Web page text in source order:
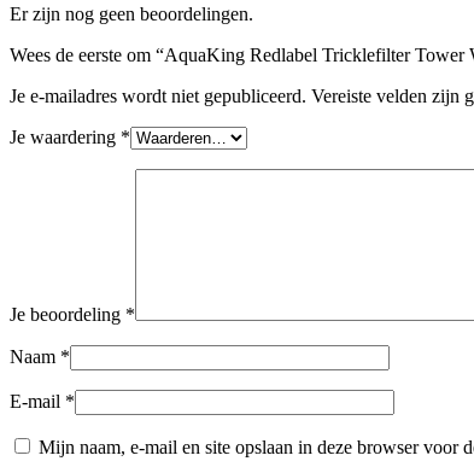
Er zijn nog geen beoordelingen.
Wees de eerste om “AquaKing Redlabel Tricklefilter Tower
Je e-mailadres wordt niet gepubliceerd. Vereiste velden zijn
Je waardering *
Je beoordeling *
Naam *
E-mail *
Mijn naam, e-mail en site opslaan in deze browser voor